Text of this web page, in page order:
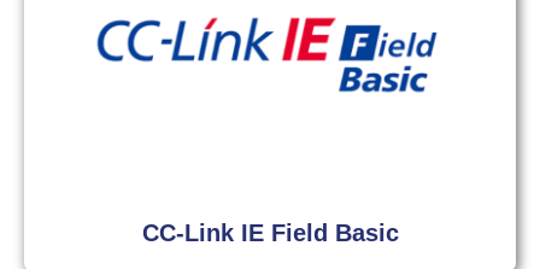
CC-Link IE Field Basic